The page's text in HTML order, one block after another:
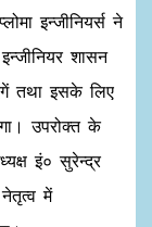
इन्जीनियर्स ने
शासन
तथा इसके लिए
उपरोक्त के
इं० सुरेन्द्र
में